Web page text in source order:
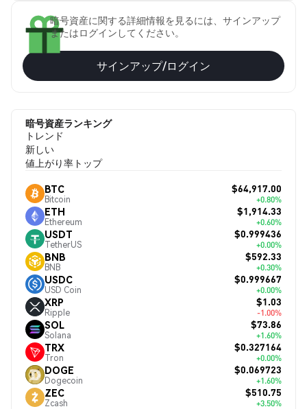
暗号資産に関する詳細情報を見るには、サインアップ
またはログインしてください。
サインアップ/ログイン
暗号資産ランキング
トレンド
新しい
値上がり率トップ
BTC
Bitcoin
$64,917.00
+0.80%
ETH
Ethereum
$1,914.33
+0.60%
USDT
TetherUS
$0.999436
+0.00%
BNB
BNB
$592.33
+0.30%
USDC
USD Coin
$0.999667
+0.00%
XRP
Ripple
$1.03
-1.00%
SOL
Solana
$73.86
+1.60%
TRX
Tron
$0.327164
+0.00%
DOGE
Dogecoin
$0.069723
+1.60%
ZEC
Zcash
$510.75
+3.50%